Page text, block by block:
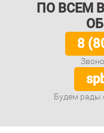
ПО ВСЕМ
8
Будем рады